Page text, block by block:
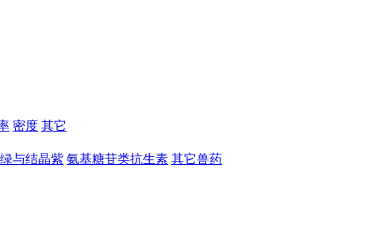
密度 其它
与结晶紫 氨基糖苷类抗生素 其它兽药